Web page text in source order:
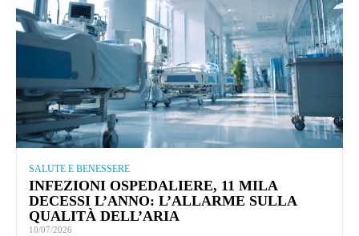
SALUTE E BENESSERE
INFEZIONI OSPEDALIERE, 11 MILA
DECESSI L’ANNO: L’ALLARME SULLA
QUALITÀ DELL’ARIA
10/07/2026